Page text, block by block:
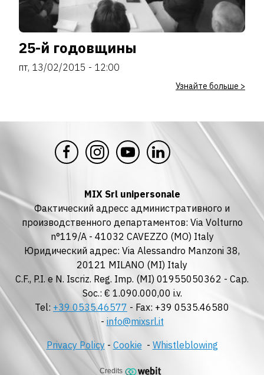
25-й годовщины
пт, 13/02/2015 - 12:00
Узнайте больше >
MIX Srl unipersonale
Фактический адресс административного и
производственного департаментов: Via Volturno
n°119/A - 41032 CAVEZZO (MO) Italy
Юридический адрес: Via Alessandro Manzoni 38,
20121 MILANO (MI) Italy
C.F., P.I. e N. Iscriz. Reg. Imp. (MI) 01955050362 - Cap.
Soc.: € 1.090.000,00 i.v.
Tel: +39 0535.46577 - Fax: +39 0535.46580
- info@mixsrl.it
Privacy Policy- Cookie - Whistleblowing
Credits